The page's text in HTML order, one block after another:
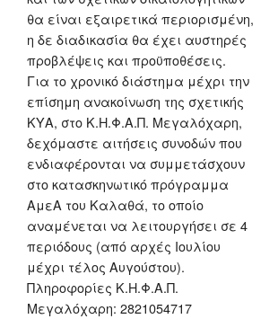
θα είναι εξαιρετικά περιορισμένη,
η δε διαδικασία θα έχει αυστηρές
προβλέψεις και προϋποθέσεις.
Για το χρονικό διάστημα μέχρι την
επίσημη ανακοίνωση της σχετικής
ΚΥΑ, στο Κ.Η.Φ.Α.Π. Μεγαλόχαρη,
δεχόμαστε αιτήσεις συνοδών που
ενδιαφέρονται να συμμετάσχουν
στο κατασκηνωτικό πρόγραμμα
ΑμεΑ του Καλαθά, το οποίο
αναμένεται να λειτουργήσει σε 4
περιόδους (από αρχές Ιουλίου
μέχρι τέλος Αυγούστου).
Πληροφορίες Κ.Η.Φ.Α.Π.
Μεγαλόχαρη: 2821054717